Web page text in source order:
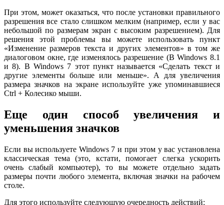
При этом, может оказаться, что после установки правильного
разрешения все стало слишком мелким (например, если у вас
небольшой по размерам экран с высоким разрешением). Для
решения этой проблемы вы можете использовать пункт
«Изменение размеров текста и других элементов» в том же
диалоговом окне, где изменялось разрешение (В Windows 8.1
и 8). В Windows 7 этот пункт называется «Сделать текст и
другие элементы больше или меньше». А для увеличения
размера значков на экране используйте уже упоминавшиеся
Ctrl + Колесико мыши.
Еще один способ увеличения и
уменьшения значков
Если вы используете Windows 7 и при этом у вас установлена
классическая тема (это, кстати, помогает слегка ускорить
очень слабый компьютер), то вы можете отдельно задать
размеры почти любого элемента, включая значки на рабочем
столе.
Для этого используйте следующую очередность действий: